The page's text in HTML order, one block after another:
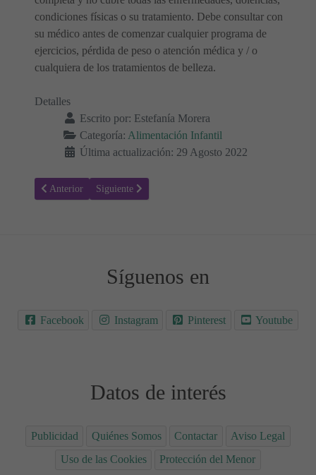
condiciones físicas o su tratamiento. Debe consultar con
su médico antes de comenzar cualquier programa de
ejercicios, pérdida de peso o atención médica y / o
cualquiera de los tratamientos de belleza.
Detalles
Escrito por: Estefanía Morera
Categoría: Alimentación Infantil
Última actualización: 29 Agosto 2022
Artículo anterior: ¿Es seguro calentar la comida del bebé en el
Anterior Artículo siguiente: ¿Cuándo pueden los bebés comer
Siguiente
Síguenos en
Facebook Instagram Pinterest Youtube
Datos de interés
Publicidad Quiénes Somos Contactar
Aviso Legal
Uso de las Cookies
Protección del Menor